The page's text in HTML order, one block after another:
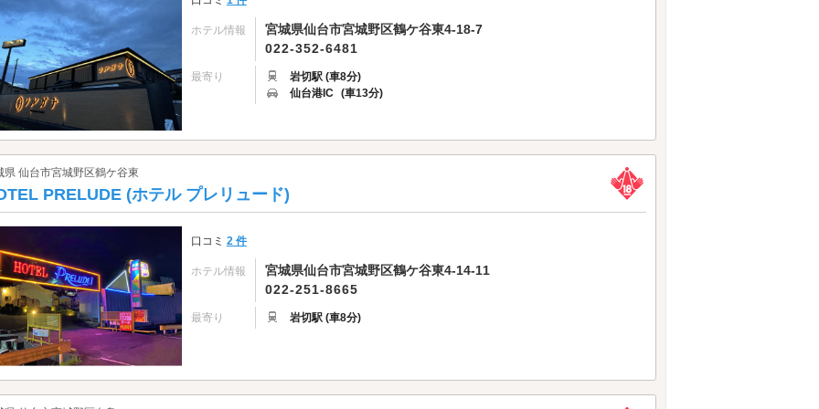
ホテル情報
宮城県仙台市宮城野区鶴ケ谷東4-18-7
022-352-6481
最寄り
岩切駅 (車8分)
仙台港IC (車13分)
県 仙台市宮城野区鶴ケ谷東
PRELUDE (ホテル プレリュード)
口コミ 2 件
ホテル情報
宮城県仙台市宮城野区鶴ケ谷東4-14-11
022-251-8665
最寄り 岩切駅 (車8分)